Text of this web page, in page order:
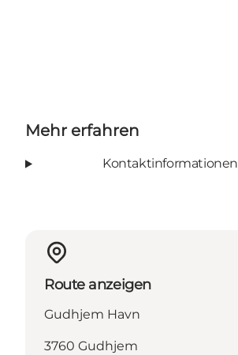
Mehr erfahren
Kontaktinformationen
Route anzeigen
Gudhjem Havn
3760 Gudhjem